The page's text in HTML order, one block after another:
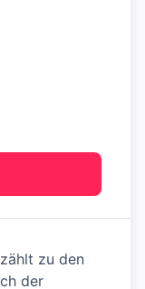
zu den
der